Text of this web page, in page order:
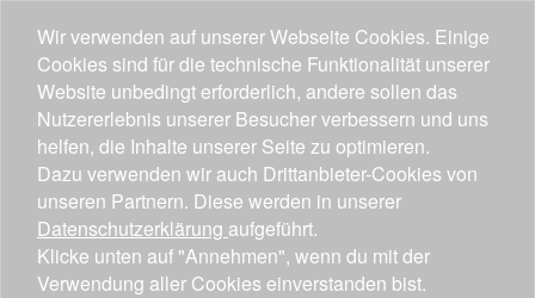
Wir verwenden auf unserer Webseite Cookies. Einige
Cookies sind für die technische Funktionalität unserer
Website unbedingt erforderlich, andere sollen das
Nutzererlebnis unserer Besucher verbessern und uns
helfen, die Inhalte unserer Seite zu optimieren.
Dazu verwenden wir auch Drittanbieter-Cookies von
unseren Partnern. Diese werden in unserer
Datenschutzerklärung aufgeführt.
Klicke unten auf "Annehmen", wenn du mit der
Verwendung aller Cookies einverstanden bist.